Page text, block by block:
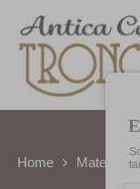
Home Materiali